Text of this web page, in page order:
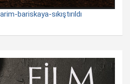
bariskaya-sıkıştırıldı